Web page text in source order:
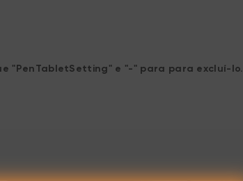
"PenTabletSetting" e "-" para para excluí-lo.